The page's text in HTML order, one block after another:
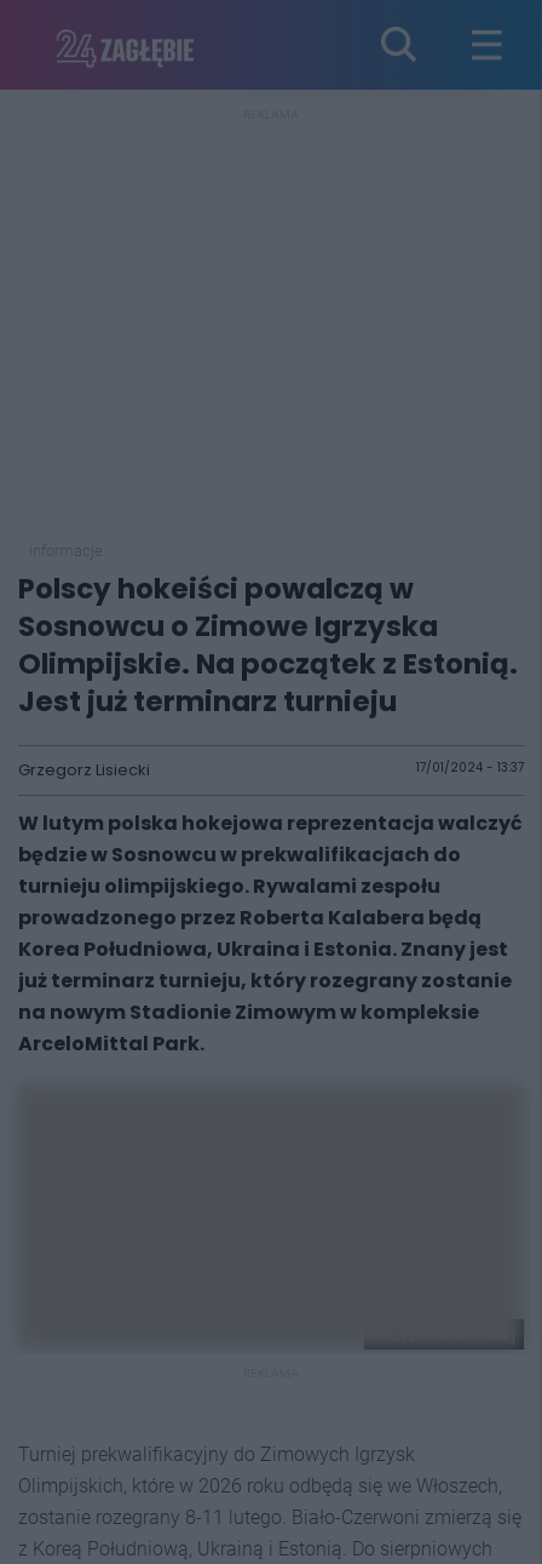
Polscy hokeiści powalczą w
Sosnowcu o Zimowe Igrzyska
Olimpijskie. Na początek z Estonią.
Jest już terminarz turnieju
Grzegorz Lisiecki 17/01/2024 - 13:37
W lutym polska hokejowa reprezentacja walczyć
będzie w Sosnowcu w prekwalifikacjach do
turnieju olimpijskiego. Rywalami zespołu
prowadzonego przez Roberta Kalabera będą
Korea Południowa, Ukraina i Estonia. Znany jest
już terminarz turnieju, który rozegrany zostanie
na nowym Stadionie Zimowym w kompleksie
ArceloMittal Park.
Turniej prekwalifikacyjny do Zimowych Igrzysk
Olimpijskich, które w 2026 roku odbędą się we Włoszech,
zostanie rozegrany 8-11 lutego. Biało-Czerwoni zmierzą się
z Koreą Południową, Ukrainą i Estonią. Do sierpniowych